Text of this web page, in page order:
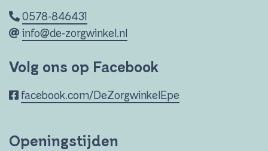
0578-846431
info@de-zorgwinkel.nl
Volg ons op Facebook
facebook.com/DeZorgwinkelEpe
Openingstijden